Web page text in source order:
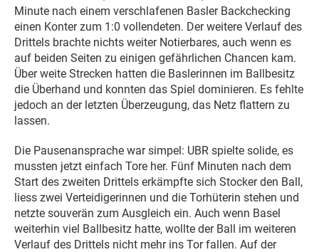
Minute nach einem verschlafenen Basler Backchecking
einen Konter zum 1:0 vollendeten. Der weitere Verlauf des
Drittels brachte nichts weiter Notierbares, auch wenn es
auf beiden Seiten zu einigen gefährlichen Chancen kam.
Über weite Strecken hatten die Baslerinnen im Ballbesitz
die Überhand und konnten das Spiel dominieren. Es fehlte
jedoch an der letzten Überzeugung, das Netz flattern zu
lassen.
Die Pausenansprache war simpel: UBR spielte solide, es
mussten jetzt einfach Tore her. Fünf Minuten nach dem
Start des zweiten Drittels erkämpfte sich Stocker den Ball,
liess zwei Verteidigerinnen und die Torhüterin stehen und
netzte souverän zum Ausgleich ein. Auch wenn Basel
weiterhin viel Ballbesitz hatte, wollte der Ball im weiteren
Verlauf des Drittels nicht mehr ins Tor fallen. Auf der